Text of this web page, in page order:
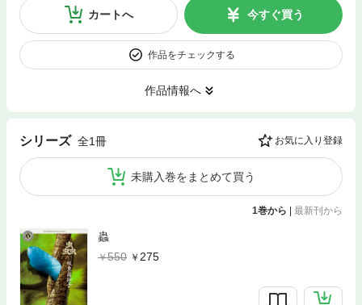
カートへ 今すぐ買う
作品をチェックする
作品情報へ
シリーズ 全1冊 お気に入り登録
未購入巻をまとめて買う
1巻から | 最新刊から
蟲
550
275